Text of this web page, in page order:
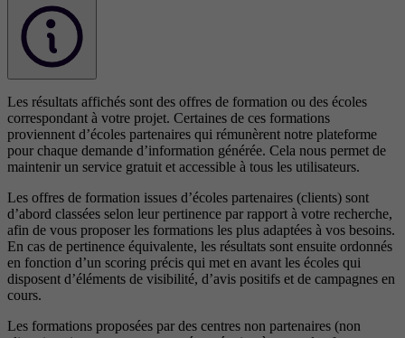
Les résultats affichés sont des offres de formation ou des écoles
correspondant à votre projet. Certaines de ces formations
proviennent d’écoles partenaires qui rémunèrent notre plateforme
pour chaque demande d’information générée. Cela nous permet de
maintenir un service gratuit et accessible à tous les utilisateurs.
Les offres de formation issues d’écoles partenaires (clients) sont
d’abord classées selon leur pertinence par rapport à votre recherche,
afin de vous proposer les formations les plus adaptées à vos besoins.
En cas de pertinence équivalente, les résultats sont ensuite ordonnés
en fonction d’un scoring précis qui met en avant les écoles qui
disposent d’éléments de visibilité, d’avis positifs et de campagnes en
cours.
Les formations proposées par des centres non partenaires (non